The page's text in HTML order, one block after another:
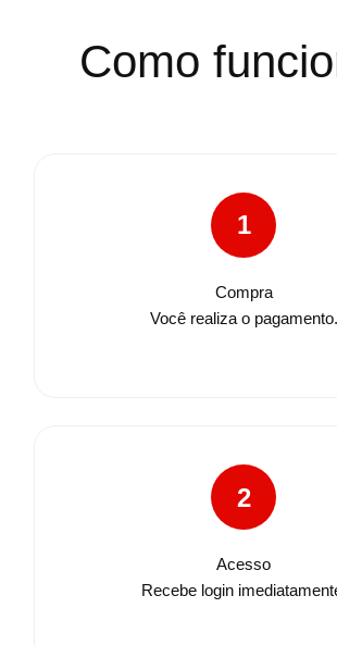
Como
1
Compra
Você realiza o pagamento.
2
Acesso
Recebe login